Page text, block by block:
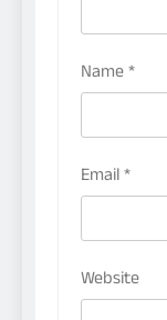
Name*
Email*
Website